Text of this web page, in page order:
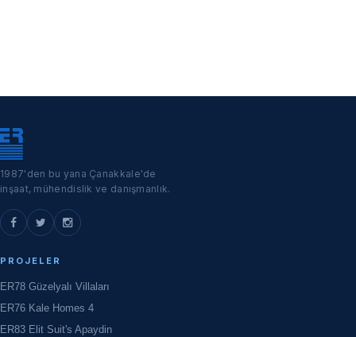
1987'den bu yana Çanakkale'de
inşaat, mühendislik ve danışmanlık.
PROJELER
ER78 Güzelyalı Villaları
ER76 Kale Homes 4
ER83 Elit Suit's Apaydin